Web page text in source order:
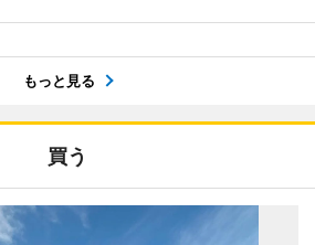
もっと見る
買う